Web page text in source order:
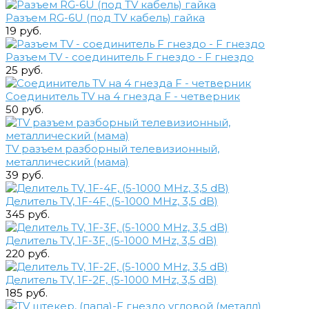
Разъем RG-6U (под TV кабель) гайка
19 руб.
Разъем TV - соединитель F гнездо - F гнездо
25 руб.
Соединитель TV на 4 гнезда F - четверник
50 руб.
TV разъем разборный телевизионный,
металлический (мама)
39 руб.
Делитель TV, 1F-4F, (5-1000 MHz, 3,5 dB)
345 руб.
Делитель TV, 1F-3F, (5-1000 MHz, 3,5 dB)
220 руб.
Делитель TV, 1F-2F, (5-1000 MHz, 3,5 dB)
185 руб.